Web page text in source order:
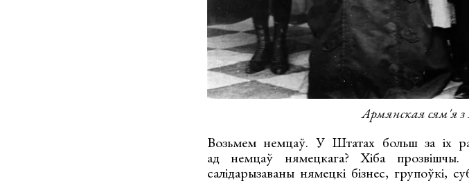
Армянская сям'я з
Возьмем немцаў. У Штатах больш за іх
ад немцаў нямецкага? Хіба
салідарызаваны нямецкі бізнес,